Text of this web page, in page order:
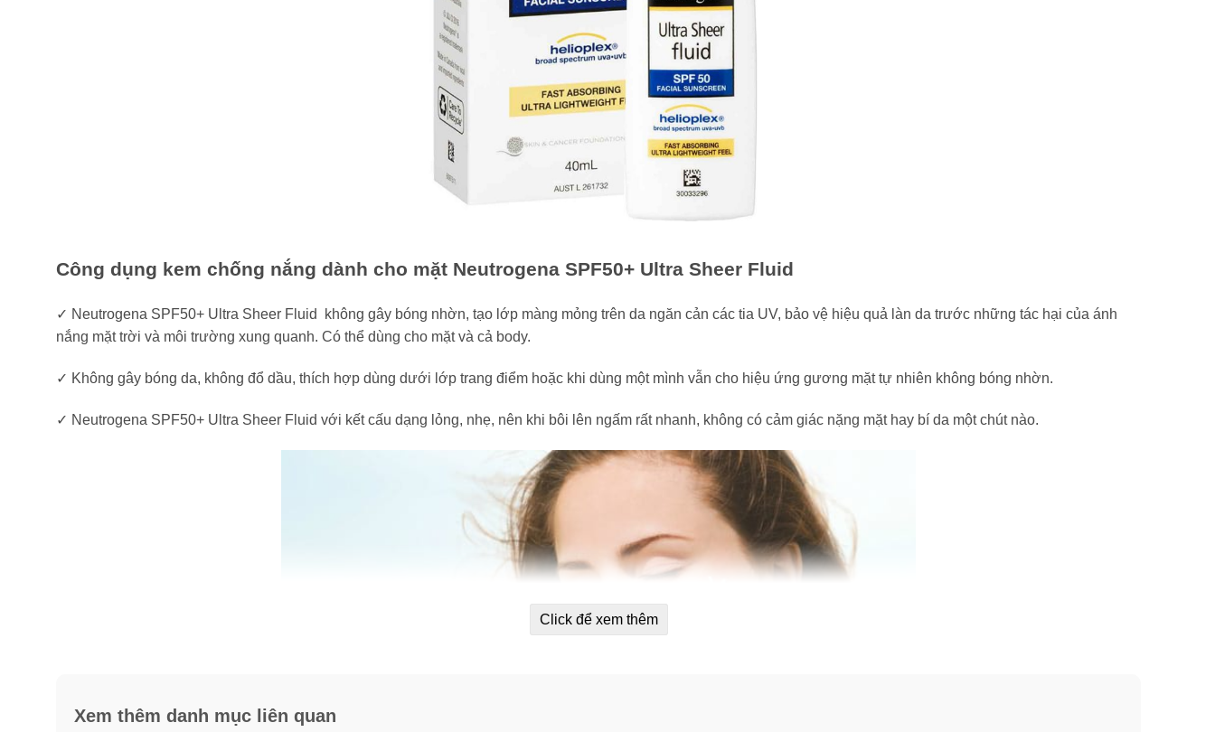
Công dụng kem chống nắng dành cho mặt Neutrogena SPF50+ Ultra Sheer Fluid
✓ Neutrogena SPF50+ Ultra Sheer Fluid không gây bóng nhờn, tạo lớp màng mỏng trên da ngăn cản các tia UV, bảo vệ hiệu quả làn da trước những tác hại của ánh
nắng mặt trời và môi trường xung quanh. Có thể dùng cho mặt và cả body.
✓ Không gây bóng da, không đổ dầu, thích hợp dùng dưới lớp trang điểm hoặc khi dùng một mình vẫn cho hiệu ứng gương mặt tự nhiên không bóng nhờn.
✓ Neutrogena SPF50+ Ultra Sheer Fluid với kết cấu dạng lỏng, nhẹ, nên khi bôi lên ngấm rất nhanh, không có cảm giác nặng mặt hay bí da một chút nào.
Click để xem thêm
Xem thêm danh mục liên quan